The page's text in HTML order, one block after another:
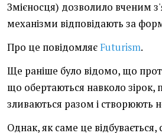
Змієносця) дозволило вченим
механізми відповідають за
Про це повідомляє Futurism.
Ще раніше було відомо, що
що обертаються навколо зірок,
зливаються разом і створюють
Однак, як саме це